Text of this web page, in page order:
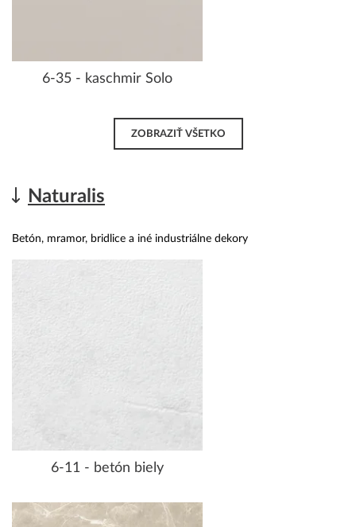
6-35 - kaschmir Solo
ZOBRAZIŤ VŠETKO
Naturalis
Betón, mramor, bridlice a iné industriálne dekory
6-11 - betón biely